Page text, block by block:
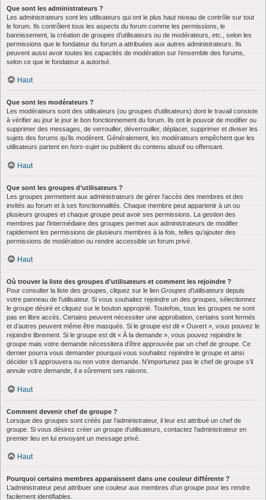
Que sont les administrateurs ?
Les administrateurs sont les utilisateurs qui ont le plus haut niveau de contrôle sur tout
le forum. Ils contrôlent tous les aspects du forum comme les permissions, le
bannissement, la création de groupes d’utilisateurs ou de modérateurs, etc., selon les
permissions que le fondateur du forum a attribuées aux autres administrateurs. Ils
peuvent aussi avoir toutes les capacités de modération sur l’ensemble des forums,
selon ce que le fondateur a autorisé.
Haut
Que sont les modérateurs ?
Les modérateurs sont des utilisateurs (ou groupes d’utilisateurs) dont le travail consiste
à vérifier au jour le jour le bon fonctionnement du forum. Ils ont le pouvoir de modifier ou
supprimer des messages, de verrouiller, déverrouiller, déplacer, supprimer et diviser les
sujets des forums qu’ils modèrent. Généralement, les modérateurs empêchent que les
utilisateurs partent en hors-sujetou publient du contenu abusif ou offensant.
Haut
Que sont les groupes d’utilisateurs ?
Les groupes permettent aux administrateurs de gérer l’accès des membres et des
invités au forum et à ses fonctionnalités. Chaque membre peut appartenir à un ou
plusieurs groupes et chaque groupe peut avoir ses permissions. La gestion des
membres par l’intermédiaire des groupes permet aux administrateurs de modifier
rapidement les permissions de plusieurs membres à la fois, telles qu’ajouter des
permissions de modération ou rendre accessible un forum privé.
Haut
Où trouver la liste des groupes d’utilisateurs et comment les rejoindre ?
Pour consulter la liste des groupes, cliquez sur le lien Groupes d’utilisateurs depuis
votre panneau de l’utilisateur. Si vous souhaitez rejoindre un des groupes, sélectionnez
le groupe désiré et cliquez sur le bouton approprié. Toutefois, tous les groupes ne sont
pas en libre accès. Certains peuvent nécessiter une approbation, certains sont fermés
et d’autres peuvent même être masqués. Si le groupe est dit « Ouvert », vous pouvez le
rejoindre librement. Si le groupe est dit « À la demande », vous pouvez rejoindre le
groupe mais votre demande nécessitera d’être approuvée par un chef de groupe. Ce
dernier pourra vous demander pourquoi vous souhaitez rejoindre le groupe et ainsi
décider s’il approuvera ou non votre demande. N’importunez pas le chef de groupe s’il
annule votre demande, il a sûrement ses raisons.
Haut
Comment devenir chef de groupe ?
Lorsque des groupes sont créés par l’administrateur, il leur est attribué un chef de
groupe. Si vous désirez créer un groupe d’utilisateurs, contactez l’administrateur en
premier lieu en lui envoyant un message privé.
Haut
Pourquoi certains membres apparaissent dans une couleur différente ?
L’administrateur peut attribuer une couleur aux membres d’un groupe pour les rendre
facilement identifiables.